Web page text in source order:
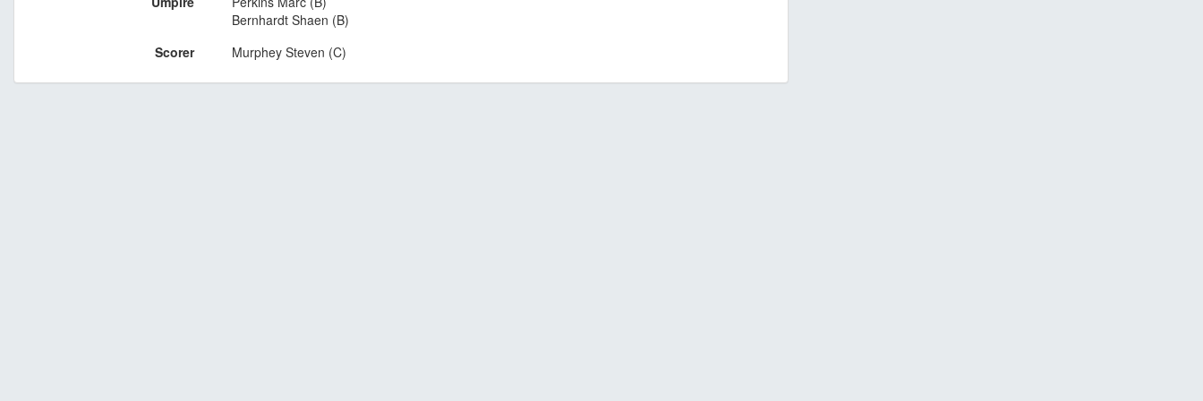
Bernhardt Shaen (B)
Scorer
Murphey Steven (C)